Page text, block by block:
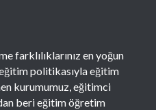
farklılıklarınız en yoğun
politikasıyla eğitim
kurumumuz, eğitimci
beri eğitim öğretim